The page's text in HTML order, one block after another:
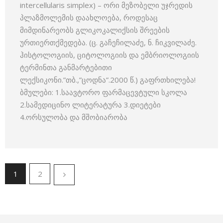
intercellularis simplex) – ორი მეზობელი უჯრედის
პლაზმოლემის დაახლოება, როდესაც
მიმდინარეობს გლიკოკალიქსის შრეების
ურთიერთქ­მედება.­ (ც. გაჩეჩილაძე, ნ. ჩიკვილაძე.
ჰისტოლოგიის, ციტოლოგიის და ემბრიოლოგიის
ტერმინთა განმარტებითი
ლექსიკონი.”თბ.,”ცოდნა”.2000 წ.) გაფრთხილება!
ბმულები: 1.საავტორო ფარმაცევტული სკოლა
2.სამედიცინო ლიტერატურა 3.დიეტები
4.ორსულობა და მშობიარობა
1 2